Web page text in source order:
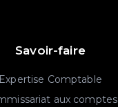
Savoir-faire
Expertise Comptable
aux comptes